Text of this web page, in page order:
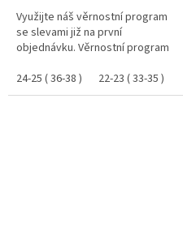
Využijte náš věrnostní program
se slevami již na první
objednávku. Věrnostní program
24-25 ( 36-38 )
22-23 ( 33-35 )